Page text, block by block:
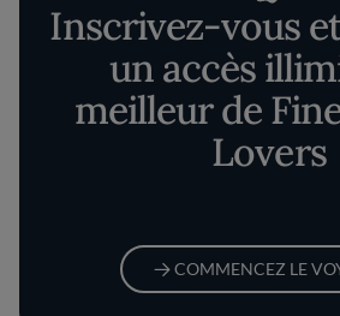
Inscrivez-vous
un accès
meilleur de
Lovers
COMMENCEZ LE